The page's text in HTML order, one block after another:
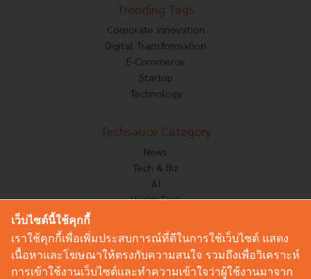
Trending Tags
Corporate Innovation
Digital Transformation
E-Commerce
Startup
Technology
Techsauce Category
News
Tech & Biz
AI
HealthTech
Corp Innov
Saucy Thoughts
เว็บไซต์นี้ใช้คุกกี้
เราใช้คุกกี้เพื่อเพิ่มประสบการณ์ที่ดีในการใช้เว็บไซต์ แสดง
เนื้อหาและโฆษณาให้ตรงกับความสนใจ รวมถึงเพื่อวิเคราะห์
การเข้าใช้งานเว็บไซต์และทำความเข้าใจว่าผู้ใช้งานมาจาก